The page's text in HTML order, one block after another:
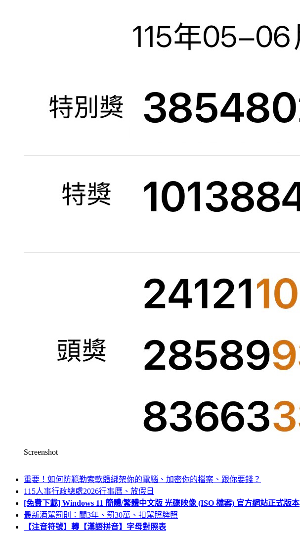
Screenshot
重要！如何防範勒索軟體綁架你的電腦、加密你的檔案、跟你要錢？
115人事行政總處2026行事曆、放假日
[免費下載] Windows 11 簡體/繁體中文版 光碟映像 (ISO 檔案) 官方網站正式版本
最新酒駕罰則：關3年、罰30萬、扣駕照牌照
【注音符號】轉【漢語拼音】字母對照表